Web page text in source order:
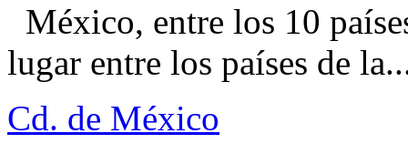
México, entre los 10
lugar entre los países de
Cd. de México